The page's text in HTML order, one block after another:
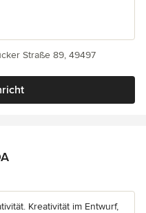
Straße 89, 49497
5 Sternen
Kreativität im Entwurf,